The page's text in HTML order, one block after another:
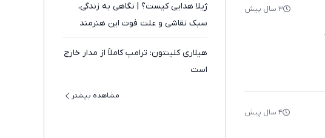
۳ سال پیش
۴ سال پیش
ژیلا هدایی کیست؟ | نگاهی به زندگی،
سبک نقاشی و علت فوت این هنرمند
هیلاری کلینتون: ترامپ کاملاً از مدار خارج
است
مشاهده بیشتر